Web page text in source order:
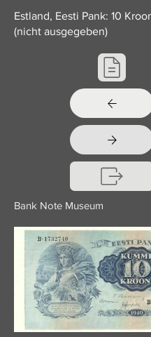
Estland, Eesti Pank: 10
(nicht ausgegeben)
Bank Note Museum